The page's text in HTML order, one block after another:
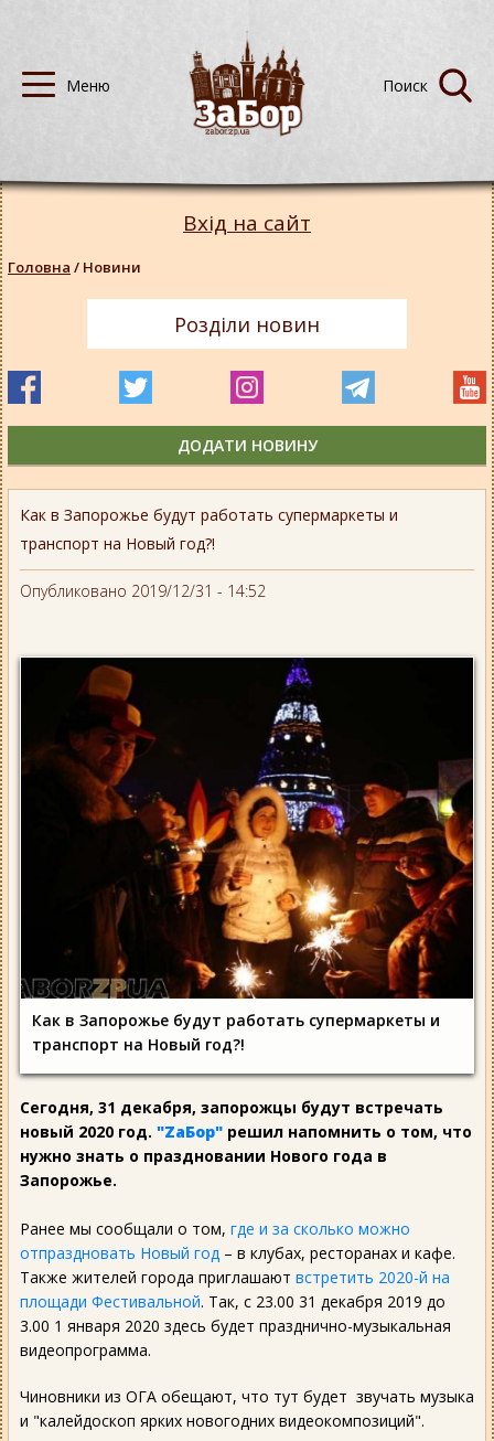
Как в Запорожье будут работать супермаркеты и
транспорт на Новый год?!
Опубликовано 2019/12/31 - 14:52
Как в Запорожье будут работать супермаркеты и
транспорт на Новый год?!
Сегодня, 31 декабря, запорожцы будут встречать
новый 2020 год. "ZаБор" решил напомнить о том, что
нужно знать о праздновании Нового года в
Запорожье.
Ранее мы сообщали о том, где и за сколько можно
отпраздновать Новый год – в клубах, ресторанах и кафе.
Также жителей города приглашают встретить 2020-й на
площади Фестивальной. Так, с 23.00 31 декабря 2019 до
3.00 1 января 2020 здесь будет празднично-музыкальная
видеопрограмма.
Чиновники из ОГА обещают, что тут будет звучать музыка
и "калейдоскоп ярких новогодних видеокомпозиций".
Вхід на сайт
Головна / Новини
Розділи новин
ДОДАТИ НОВИНУ